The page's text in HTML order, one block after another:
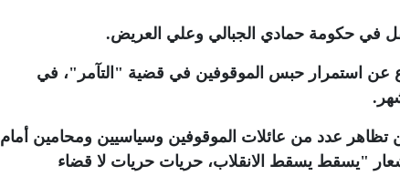
في حكومة حمادي الجبالي وعلي العريض.
عن استمرار حبس الموقوفين في قضية "التآمر"، في
.
عدد من عائلات الموقوفين وسياسيين ومحامين أمام
"يسقط يسقط الانقلاب، حريات حريات لا قضاء